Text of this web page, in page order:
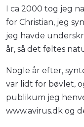
I ca 2000 tog jeg
for Christian, jeg
jeg havde
år, så det føltes
Nogle år efter,
var lidt for bøvlet,
publikum jeg
www.avirus.dk og